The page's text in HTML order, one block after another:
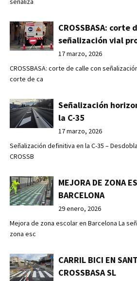
CROSSBASA: corte
señalización vial
17 marzo, 2026
CROSSBASA: corte de calle con
corte de ca
Señalización
la C-35
17 marzo, 2026
Señalización definitiva en la C-35 –
CROSSB
MEJORA DE ZONA
BARCELONA
29 enero, 2026
Mejora de zona escolar en Barcelona La
zona esc
CARRIL BICI EN
CROSSBASA SL